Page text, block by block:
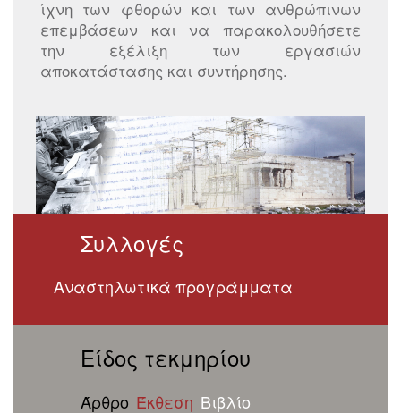
ίχνη των φθορών και των ανθρώπινων
επεμβάσεων και να παρακολουθήσετε
την εξέλιξη των εργασιών
αποκατάστασης και συντήρησης.
Συλλογές
Αναστηλωτικά προγράμματα
Είδος τεκμηρίου
Άρθρο Έκθεση Βιβλίο